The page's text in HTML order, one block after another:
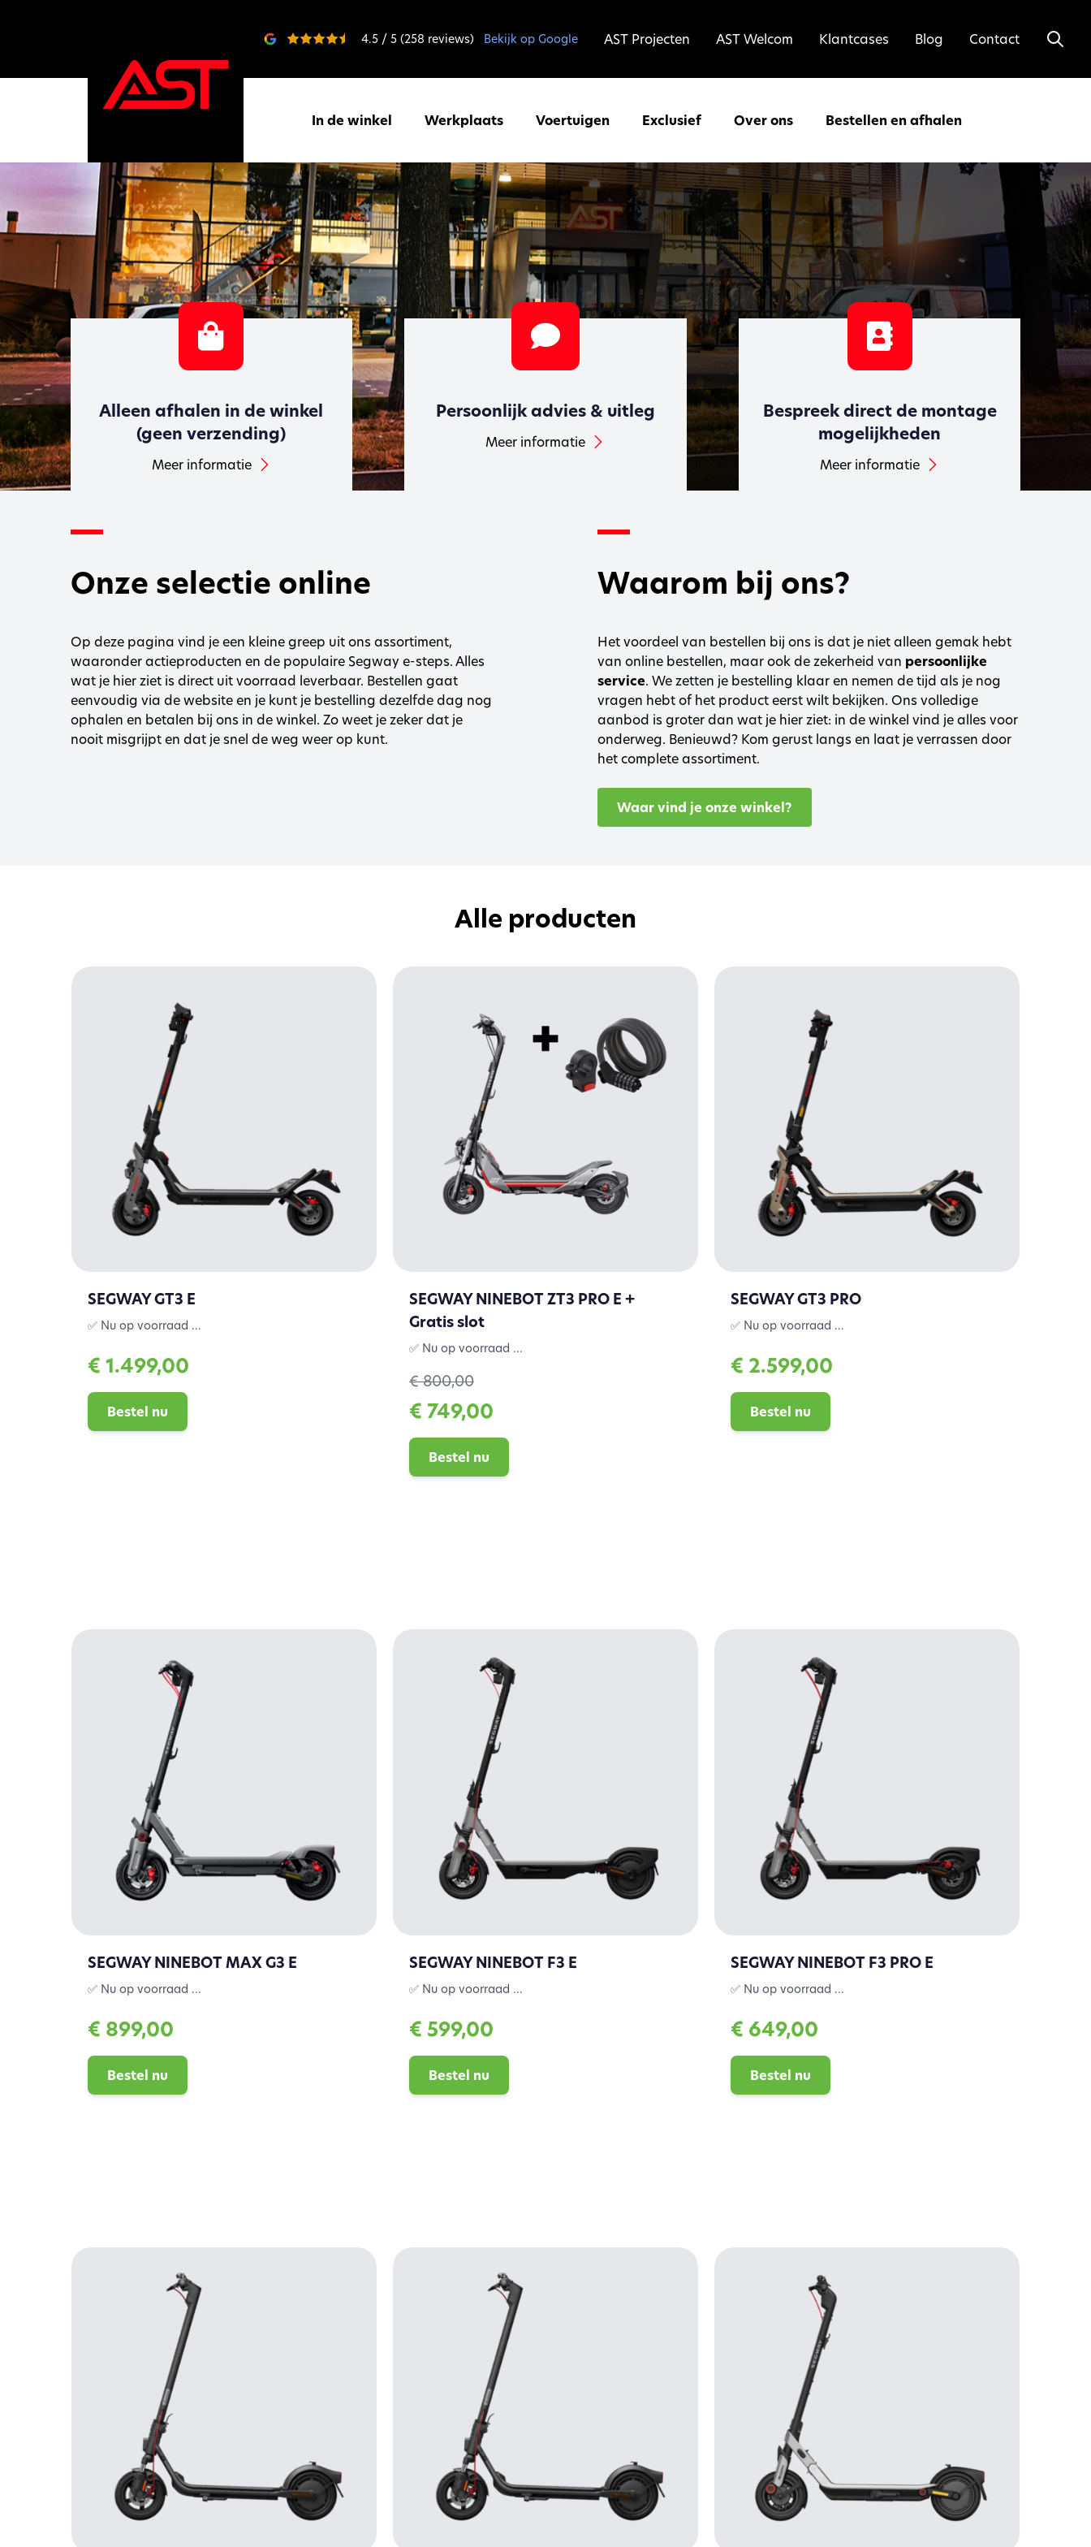
4.5 / 5 (258 reviews) Bekijk op Google AST Projecten AST Welcom Klantcases Blog Contact
In de winkel Werkplaats Voertuigen Exclusief Over ons Bestellen en afhalen
Alleen afhalen in de winkel
(geen verzending)
Meer informatie
Persoonlijk advies & uitleg
Meer informatie
Bespreek direct de montage
mogelijkheden
Meer informatie
Onze selectie online
Op deze pagina vind je een kleine greep uit ons assortiment,
waaronder actieproducten en de populaire Segway e-steps. Alles
wat je hier ziet is direct uit voorraad leverbaar. Bestellen gaat
eenvoudig via de website en je kunt je bestelling dezelfde dag nog
ophalen en betalen bij ons in de winkel. Zo weet je zeker dat je
nooit misgrijpt en dat je snel de weg weer op kunt.
Waarom bij ons?
Het voordeel van bestellen bij ons is dat je niet alleen gemak hebt
van online bestellen, maar ook de zekerheid van persoonlijke
service. We zetten je bestelling klaar en nemen de tijd als je nog
vragen hebt of het product eerst wilt bekijken. Ons volledige
aanbod is groter dan wat je hier ziet: in de winkel vind je alles voor
onderweg. Benieuwd? Kom gerust langs en laat je verrassen door
het complete assortiment.
Waar vind je onze winkel?
Alle producten
SEGWAY GT3 E
✅ Nu op voorraad ...
€ 1.499,00
Bestel nu
SEGWAY NINEBOT ZT3 PRO E +
Gratis slot
✅ Nu op voorraad ...
€ 800,00
€ 749,00
Bestel nu
SEGWAY GT3 PRO
✅ Nu op voorraad ...
€ 2.599,00
Bestel nu
SEGWAY NINEBOT MAX G3 E
✅ Nu op voorraad ...
€ 899,00
Bestel nu
SEGWAY NINEBOT F3 E
✅ Nu op voorraad ...
€ 599,00
Bestel nu
SEGWAY NINEBOT F3 PRO E
✅ Nu op voorraad ...
€ 649,00
Bestel nu